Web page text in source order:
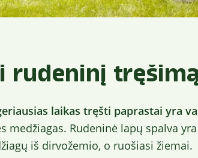
rudeninį
laikas tręšti paprastai yra
Rudeninė lapų spalva
iš dirvožemio, o ruošiasi žiemai.